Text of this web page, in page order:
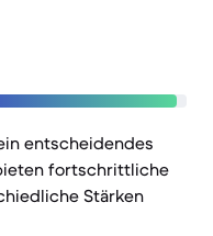
entscheidendes
fortschrittliche
Stärken